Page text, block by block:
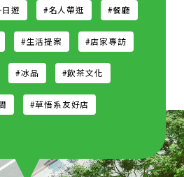
遊 #名人帶逛 #餐廳
#生活提案 #店家專訪
#冰品 #飲茶文化
#草悟系友好店